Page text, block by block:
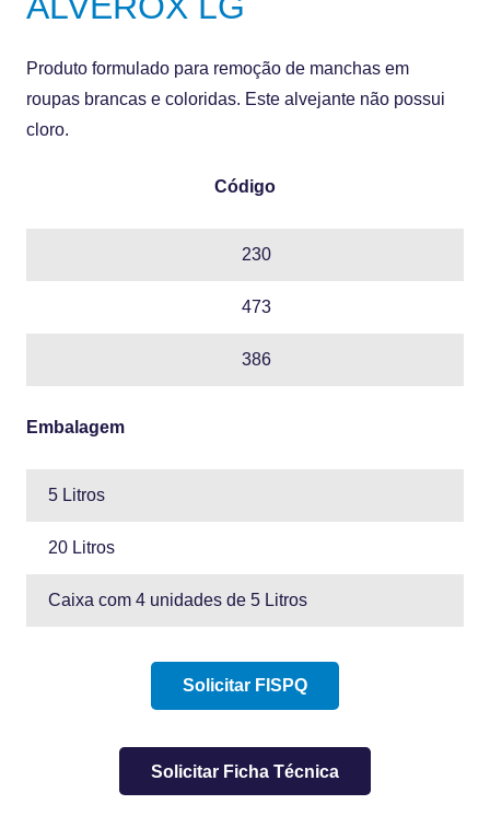
Produto formulado para remoção de manchas em
roupas brancas e coloridas. Este alvejante não possui
cloro.
Código
230
473
386
Embalagem
5 Litros
20 Litros
Caixa com 4 unidades de 5 Litros
Solicitar FISPQ
Solicitar Ficha Técnica